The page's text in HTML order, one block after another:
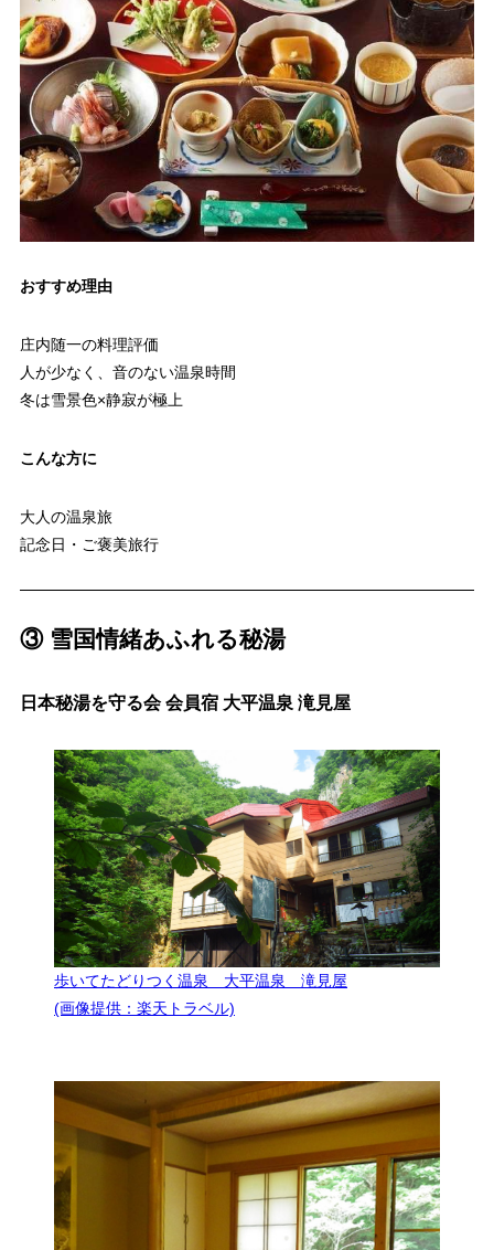
おすすめ理由
庄内随一の料理評価
人が少なく、音のない温泉時間
冬は雪景色×静寂が極上
こんな方に
大人の温泉旅
記念日・ご褒美旅行
③ 雪国情緒あふれる秘湯
日本秘湯を守る会 会員宿 大平温泉 滝見屋
歩いてたどりつく温泉 大平温泉 滝見屋
(画像提供：楽天トラベル)